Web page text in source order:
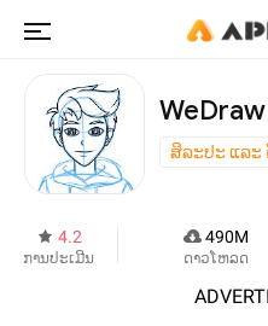
WeDraw
ສິລະປະ ແລະ
4.2
ການປະເມີນ
490M
ດາວໂຫລດ